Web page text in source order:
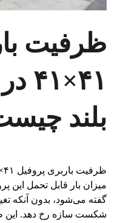
ظرفیت
بلند
میزان بار قابل تحمل این
گفته می‌شود، بدون آنکه
شکست سازه رخ دهد. این